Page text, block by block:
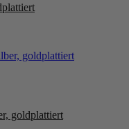
goldplattiert